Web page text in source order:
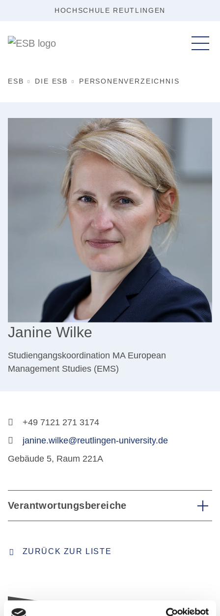
HOCHSCHULE REUTLINGEN
ESB DIE ESB PERSONENVERZEICHNIS
Janine Wilke
Studiengangskoordination MA European
Management Studies (EMS)
+49 7121 271 3174
janine.wilke@reutlingen-university.de
Gebäude 5, Raum 221A
Verantwortungsbereiche
ZURÜCK ZUR LISTE